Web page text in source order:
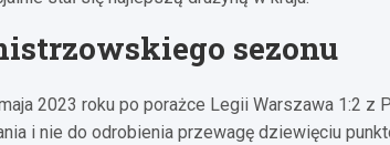
sezonu
2023 roku po porażce Legii Warszawa 1:2 z
i nie do odrobienia przewagę dziewięciu